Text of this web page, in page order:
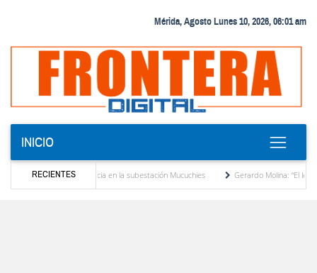
Mérida, Agosto Lunes 10, 2026, 06:01 am
INICIO
RECIENTES
de potencia en la subestación Mucuchies
Gerardo Molina: “El legado de